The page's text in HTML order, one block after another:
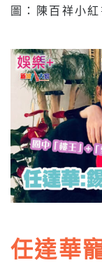
圖：陳百祥小
任達華